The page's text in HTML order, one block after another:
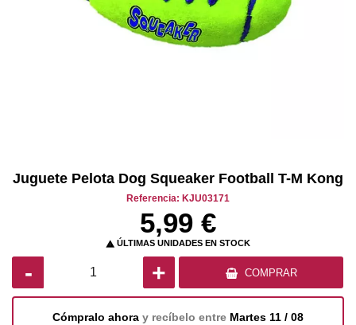
Juguete Pelota Dog Squeaker Football T-M Kong
Referencia: KJU03171
5,99 €
 ÚLTIMAS UNIDADES EN STOCK
- + COMPRAR
Cómpralo ahora y recíbelo entre Martes 11 / 08